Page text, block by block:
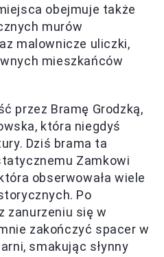
obejmuje także
murów
malownicze uliczki,
mieszkańców
przez Bramę Grodzką,
która niegdyś
Dziś brama ta
Zamkowi
obserwowała wiele
Po
zanurzeniu się w
zakończyć spacer w
smakując słynny